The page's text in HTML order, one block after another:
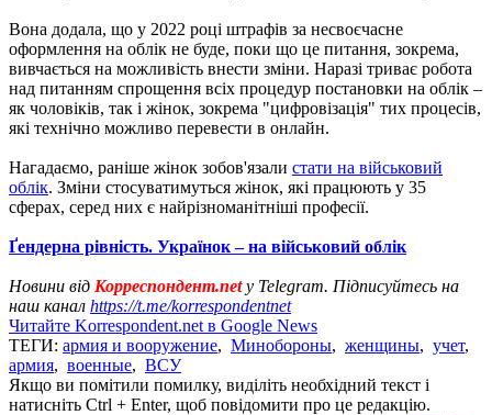
Вона додала, що у 2022 році штрафів за несвоєчасне
оформлення на облік не буде, поки що це питання, зокрема,
вивчається на можливість внести зміни. Наразі триває робота
над питанням спрощення всіх процедур постановки на облік –
як чоловіків, так і жінок, зокрема "цифровізація" тих процесів,
які технічно можливо перевести в онлайн.
Нагадаємо, раніше жінок зобов'язали стати на військовий
облік. Зміни стосуватимуться жінок, які працюють у 35
сферах, серед них є найрізноманітніші професії.
Ґендерна рівність. Українок – на військовий облік
Новини від Корреспондент.netу Telegram. Підписуйтесь на
наш канал https://t.me/korrespondentnet
Читайте Korrespondent.net в Google News
ТЕГИ: армия и вооружение, Минобороны, женщины, учет,
армия, военные, ВСУ
Якщо ви помітили помилку, виділіть необхідний текст і
натисніть Ctrl + Enter, щоб повідомити про це редакцію.